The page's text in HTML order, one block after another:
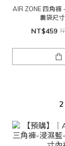
AIR ZONE 四角褲
囊袋尺
NT$459